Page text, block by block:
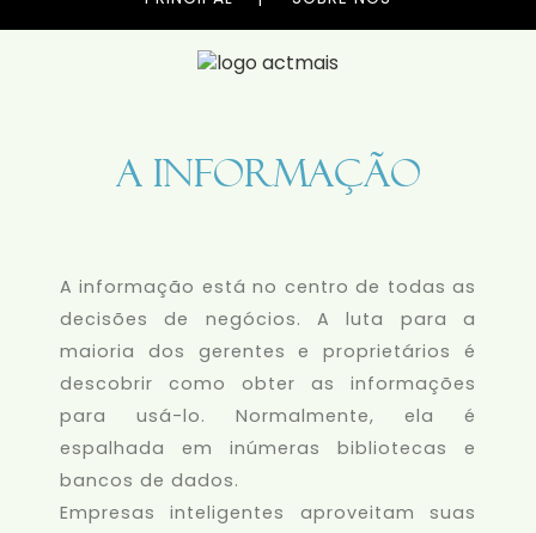
A informação
A informação está no centro de todas as
decisões de negócios. A luta para a
maioria dos gerentes e proprietários é
descobrir como obter as informações
para usá-lo. Normalmente, ela é
espalhada em inúmeras bibliotecas e
bancos de dados.
Empresas inteligentes aproveitam suas